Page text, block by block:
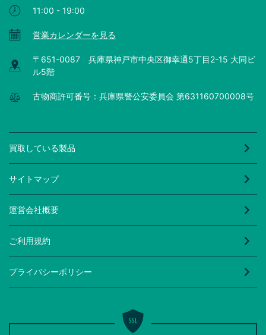
11:00 - 19:00
営業カレンダーを見る
〒651-0087 兵庫県神戸市中央区御幸通5丁目2-15 大同ビ
ル5階
古物商許可番号：兵庫県警公安委員会 第631160700008号
買取している製品
サイトマップ
運営会社概要
ご利用規約
プライバシーポリシー